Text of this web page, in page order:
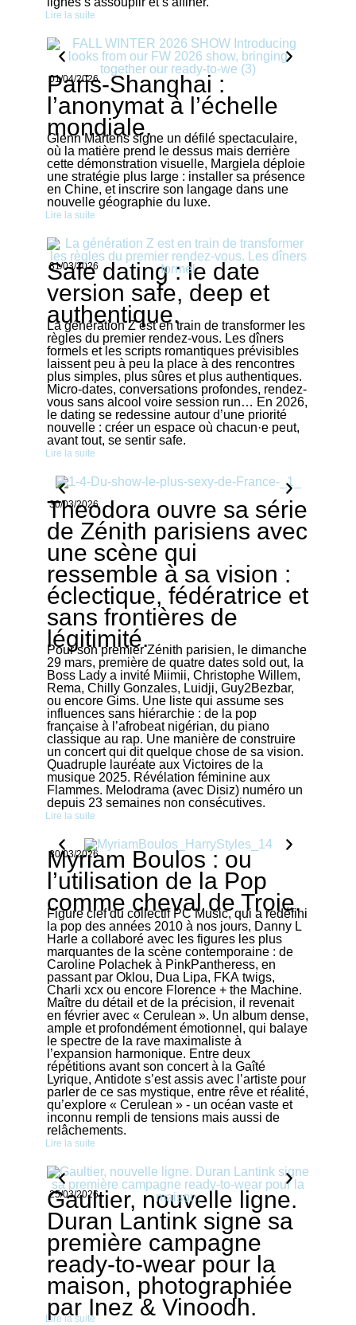
Lire la suite
01/04/2026
Paris-Shanghai :
l’anonymat à l’échelle
mondiale.
Glenn Martens signe un défilé spectaculaire,
où la matière prend le dessus mais derrière
cette démonstration visuelle, Margiela déploie
une stratégie plus large : installer sa présence
en Chine, et inscrire son langage dans une
nouvelle géographie du luxe.
Lire la suite
31/03/2026
Safe dating : le date
version safe, deep et
authentique.
La génération Z est en train de transformer les
règles du premier rendez-vous. Les dîners
formels et les scripts romantiques prévisibles
laissent peu à peu la place à des rencontres
plus simples, plus sûres et plus authentiques.
Micro-dates, conversations profondes, rendez-
vous sans alcool voire session run… En 2026,
le dating se redessine autour d’une priorité
nouvelle : créer un espace où chacun·e peut,
avant tout, se sentir safe.
Lire la suite
30/03/2026
Theodora ouvre sa série
de Zénith parisiens avec
une scène qui
ressemble à sa vision :
éclectique, fédératrice et
sans frontières de
légitimité.
Pour son premier Zénith parisien, le dimanche
29 mars, première de quatre dates sold out, la
Boss Lady a invité Miimii, Christophe Willem,
Rema, Chilly Gonzales, Luidji, Guy2Bezbar,
ou encore Gims. Une liste qui assume ses
influences sans hiérarchie : de la pop
française à l’afrobeat nigérian, du piano
classique au rap. Une manière de construire
un concert qui dit quelque chose de sa vision.
Quadruple lauréate aux Victoires de la
musique 2025. Révélation féminine aux
Flammes. Melodrama (avec Disiz) numéro un
depuis 23 semaines non consécutives.
Lire la suite
30/03/2026
Myriam Boulos : ou
l’utilisation de la Pop
comme cheval de Troie.
Figure clef du collectif PC Music, qui a redéfini
la pop des années 2010 à nos jours, Danny L
Harle a collaboré avec les figures les plus
marquantes de la scène contemporaine : de
Caroline Polachek à PinkPantheress, en
passant par Oklou, Dua Lipa, FKA twigs,
Charli xcx ou encore Florence + the Machine.
Maître du détail et de la précision, il revenait
en février avec « Cerulean ». Un album dense,
ample et profondément émotionnel, qui balaye
le spectre de la rave maximaliste à
l’expansion harmonique. Entre deux
répétitions avant son concert à la Gaîté
Lyrique, Antidote s’est assis avec l’artiste pour
parler de ce sas mystique, entre rêve et réalité,
qu’explore « Cerulean » - un océan vaste et
inconnu rempli de tensions mais aussi de
relâchements.
Lire la suite
25/03/2026
Gaultier, nouvelle ligne.
Duran Lantink signe sa
première campagne
ready-to-wear pour la
maison, photographiée
par Inez & Vinoodh.
Lire la suite